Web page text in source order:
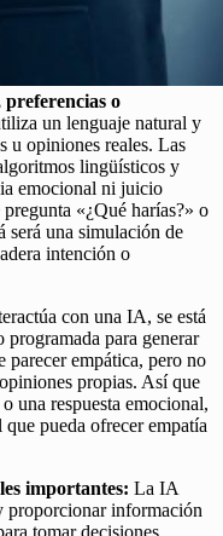
o
un lenguaje natural y
u opiniones reales. Las
lingüísticos y
emocional ni juicio
«¿Qué harías?» o
será una simulación de
intención o
con una IA, se está
programada para generar
parecer empática, pero no
propias. Así que
una respuesta emocional,
pueda ofrecer empatía
importantes: La IA
proporcionar información
tomar decisiones